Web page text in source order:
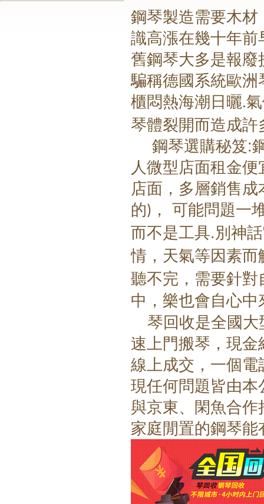
鋼琴製造需要木材
識高漲在幾十年
舊鋼琴大多是報廢
騙稱德國系統歐洲
櫃悶熱海潮日曬.
琴體裂開而造成許
鋼琴選購秘笈:
人微型店面租金
店面 ， 多層銷售成
的) ，
可能問題一
而不是工具. 別神
情 ， 天氣等因素
聽不完 ， 需要針對
中 ， 樂也會自心中
琴回收是全國
速上門搬琴，現
線上成交，一個
現任何問題皆由
與京東、閑魚合
家庭閒置的鋼琴